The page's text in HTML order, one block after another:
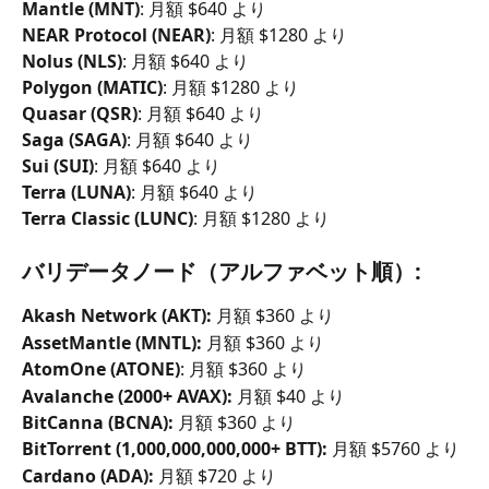
Mantle (MNT): 月額 $640 より
NEAR Protocol (NEAR): 月額 $1280 より
Nolus (NLS): 月額 $640 より
Polygon (MATIC): 月額 $1280 より
Quasar (QSR): 月額 $640 より
Saga (SAGA): 月額 $640 より
Sui (SUI): 月額 $640 より
Terra (LUNA): 月額 $640 より
Terra Classic (LUNC): 月額 $1280 より
バリデータノード（アルファベット順）:
Akash Network (AKT): 月額 $360 より
AssetMantle (MNTL): 月額 $360 より
AtomOne (ATONE): 月額 $360 より
Avalanche (2000+ AVAX): 月額 $40 より
BitCanna (BCNA): 月額 $360 より
BitTorrent (1,000,000,000,000+ BTT): 月額 $5760 より
Cardano (ADA): 月額 $720 より